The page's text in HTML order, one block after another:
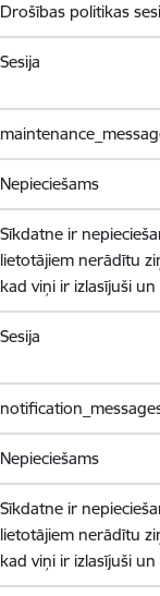
Drošības politikas
Sesija
Nepieciešams
Sīkdatne ir
lietotājiem nerādītu
kad viņi ir izlasījuši
Sesija
Nepieciešams
Sīkdatne ir
lietotājiem nerādītu
kad viņi ir izlasījuši